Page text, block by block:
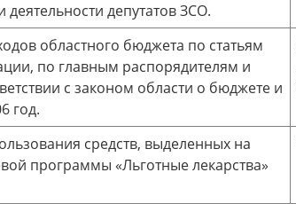
депутатов ЗСО.
областного бюджета по статьям
по главным распорядителям и
с законом области о бюджете и
год.
средств, выделенных на
программы «Льготные лекарства»